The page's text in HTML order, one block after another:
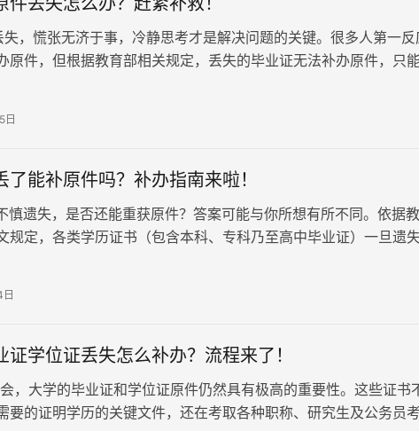
失，慌张无济于事，冷静思考才是解决问题的关键。很多人第一反
原件，但根据教育部相关规定，丢失的毕业证无法补办原件，只
日
了能补原件吗？补办指南来啦！
慎遗失，是否还能重获原件？答案可能与你所想有所不同。依据
规定，各类学历证书（包含本科、专科乃至高中毕业证）一旦遗
证学位证丢失怎么补办？流程来了！
，大学的毕业证和学位证原件仍然具有极高的重要性。这些证书
要的证明学历的关键文件，还在考取各种职称、研究生及公务员